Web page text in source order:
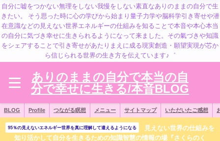
自分に嘘をつかない無理をしない我慢をしない素直なありのままの自分で生
きたい。 そう思った時に心の学びから始まり量子力学や脳科学引き寄せや潜
在意識などの見えない世界エネルギーの仕組みを知ることで本音や本心本当
の自分に気づき幸せに生きられるようになって来ました。その氣づきや知識
をシェアすることで引き寄せがあたりまえに成る現実創造・願望実現が芯か
ら信じられる世界の生き方を伝えています♪゛
ありのままの自分で本当の自
分で幸せに生きる/本音BLOG
BLOG Profile つながる瞑想 メニュー サイトマップ いただいたご感想
95％の見えないエネルギー世界を真に理解して遣えるようになる
見えない世界の仕組みを
知り活かして自分を生きるための知識智慧の情報の場『さくらのく